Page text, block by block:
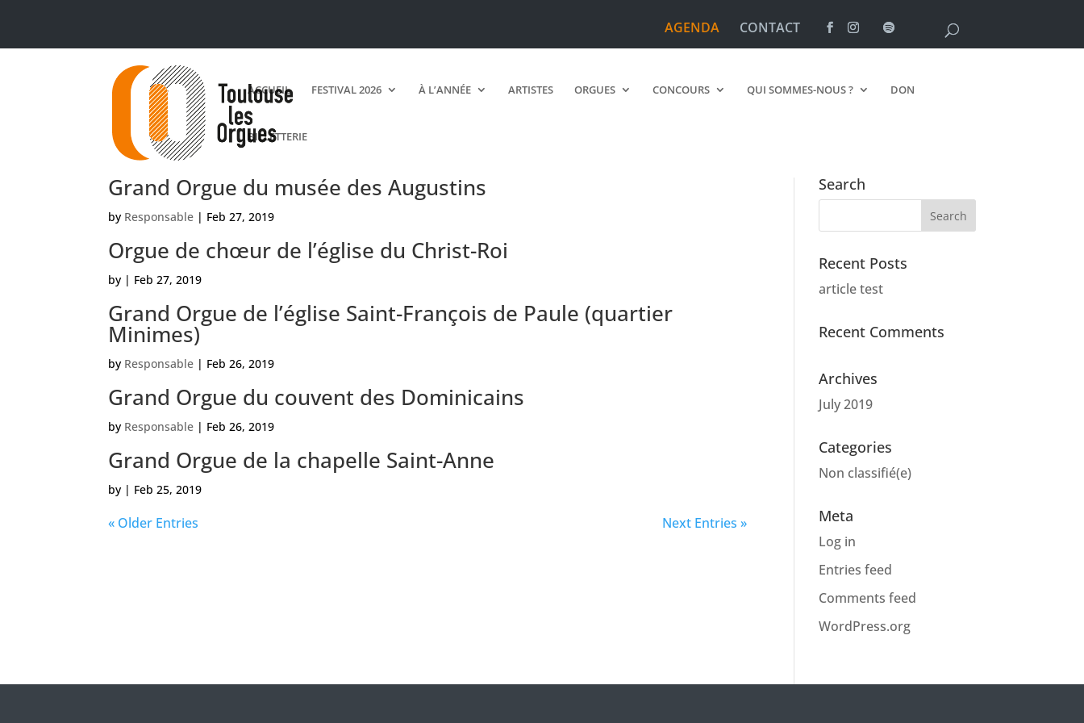
AGENDA CONTACT
ACCUEIL FESTIVAL 2026 À L’ANNÉE ARTISTES ORGUES CONCOURS QUI SOMMES-NOUS ? DON
BILLETTERIE
Grand Orgue du musée des Augustins
by Responsable | Feb 27, 2019
Orgue de chœur de l’église du Christ-Roi
by | Feb 27, 2019
Grand Orgue de l’église Saint-François de Paule (quartier
Minimes)
by Responsable | Feb 26, 2019
Grand Orgue du couvent des Dominicains
by Responsable | Feb 26, 2019
Grand Orgue de la chapelle Saint-Anne
by | Feb 25, 2019
« Older Entries Next Entries »
Search
Recent Posts
article test
Recent Comments
Archives
July 2019
Categories
Non classifié(e)
Meta
Log in
Entries feed
Comments feed
WordPress.org